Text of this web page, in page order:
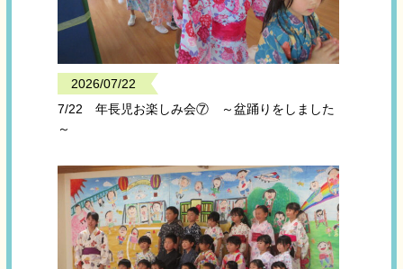
2026/07/22
7/22 年長児お楽しみ会⑦ ～盆踊りをしました
～